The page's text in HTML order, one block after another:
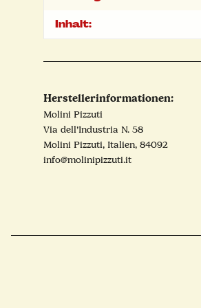
Inhalt:
Herstellerinformationen:
Molini Pizzuti
Via dell’Industria N. 58
Molini Pizzuti, Italien, 84092
info@molinipizzuti.it